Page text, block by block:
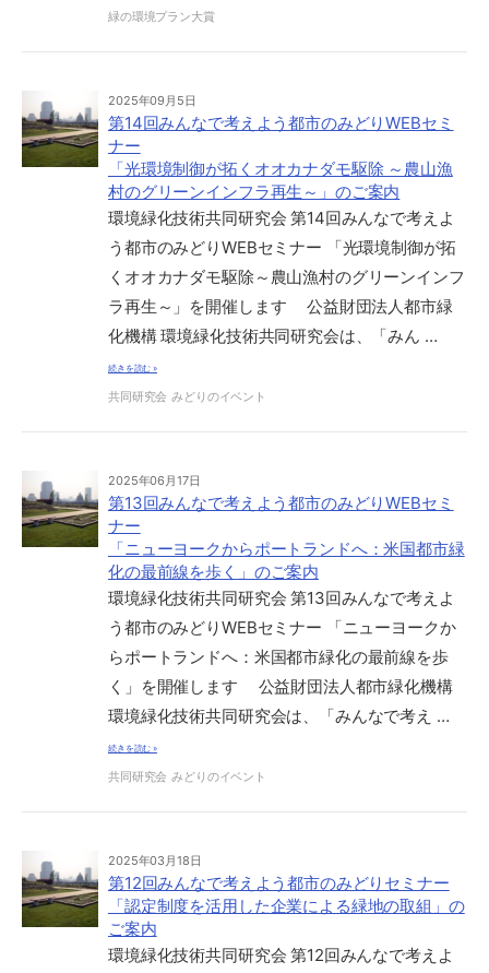
緑の環境プラン大賞
2025年09月5日
第14回みんなで考えよう都市のみどりWEBセミ
ナー
「光環境制御が拓くオオカナダモ駆除 ～農山漁
村のグリーンインフラ再生～」のご案内
環境緑化技術共同研究会 第14回みんなで考えよ
う都市のみどりWEBセミナー 「光環境制御が拓
くオオカナダモ駆除～農山漁村のグリーンインフ
ラ再生～」を開催します 公益財団法人都市緑
化機構 環境緑化技術共同研究会は、「みん …
続きを読む »
共同研究会 みどりのイベント
2025年06月17日
第13回みんなで考えよう都市のみどりWEBセミ
ナー
「ニューヨークからポートランドへ：米国都市緑
化の最前線を歩く」のご案内
環境緑化技術共同研究会 第13回みんなで考えよ
う都市のみどりWEBセミナー 「ニューヨークか
らポートランドへ：米国都市緑化の最前線を歩
く」を開催します 公益財団法人都市緑化機構
環境緑化技術共同研究会は、「みんなで考え …
続きを読む »
共同研究会 みどりのイベント
2025年03月18日
第12回みんなで考えよう都市のみどりセミナー
「認定制度を活用した企業による緑地の取組」の
ご案内
環境緑化技術共同研究会 第12回みんなで考えよ